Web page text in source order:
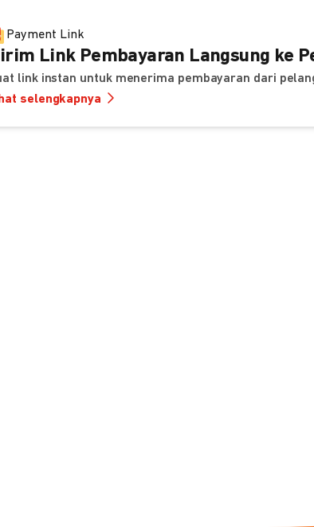
Payment Link
Link Pembayaran Langsung ke
link instan untuk menerima pembayaran dari
selengkapnya